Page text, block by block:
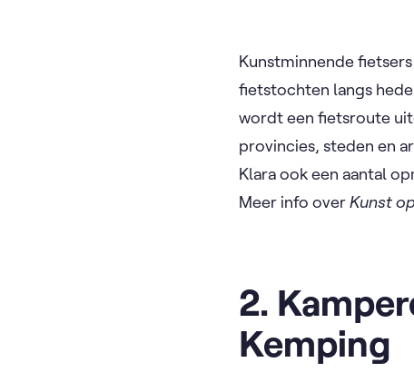
Kunstminnende
fietstochten langs
wordt een fietsroute
provincies, steden en
Klara ook een aantal
Meer info overKunst
2.
Kemping